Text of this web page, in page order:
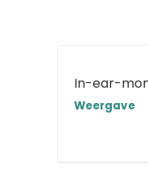
In-ear-
Weergave